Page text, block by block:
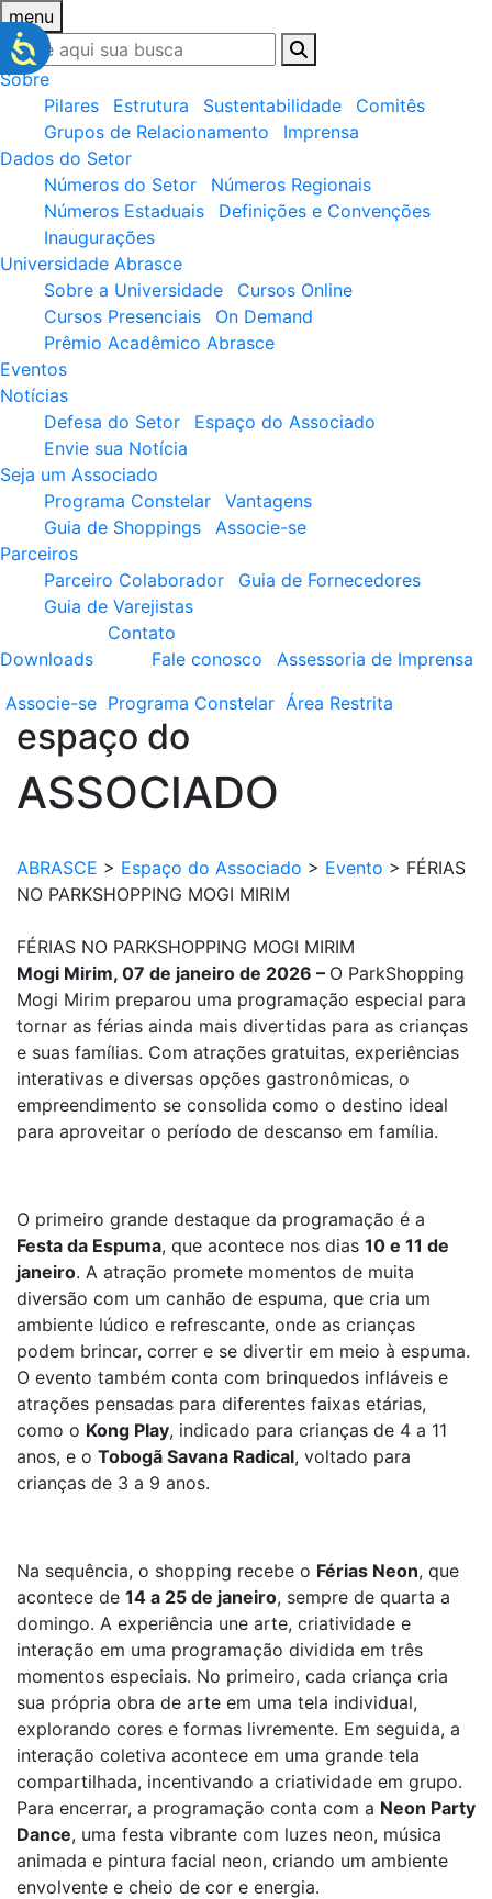
menu
Sobre
Pilares
Estrutura Sustentabilidade
Comitês
Grupos de Relacionamento
Imprensa
Dados do Setor
Números do Setor
Números Regionais
Números Estaduais
Definições e Convenções
Inaugurações
Universidade Abrasce
Sobre a Universidade
Cursos Online
Cursos Presenciais
On Demand
Prêmio Acadêmico Abrasce
Eventos
Notícias
Defesa do Setor
Espaço do Associado
Envie sua Notícia
Seja um Associado
Programa Constelar
Vantagens
Guia de Shoppings
Associe-se
Parceiros
Parceiro Colaborador
Guia de Fornecedores
Guia de Varejistas
Downloads
Contato
Fale conosco
Assessoria de Imprensa
Associe-se Programa Constelar Área Restrita
espaço do
ASSOCIADO
ABRASCE > Espaço do Associado > Evento > FÉRIAS
NO PARKSHOPPING MOGI MIRIM
FÉRIAS NO PARKSHOPPING MOGI MIRIM
Mogi Mirim, 07 de janeiro de 2026 – O ParkShopping
Mogi Mirim preparou uma programação especial para
tornar as férias ainda mais divertidas para as crianças
e suas famílias. Com atrações gratuitas, experiências
interativas e diversas opções gastronômicas, o
empreendimento se consolida como o destino ideal
para aproveitar o período de descanso em família.
O primeiro grande destaque da programação é a
Festa da Espuma, que acontece nos dias 10 e 11 de
janeiro. A atração promete momentos de muita
diversão com um canhão de espuma, que cria um
ambiente lúdico e refrescante, onde as crianças
podem brincar, correr e se divertir em meio à espuma.
O evento também conta com brinquedos infláveis e
atrações pensadas para diferentes faixas etárias,
como o Kong Play, indicado para crianças de 4 a 11
anos, e o Tobogã Savana Radical, voltado para
crianças de 3 a 9 anos.
Na sequência, o shopping recebe o Férias Neon, que
acontece de 14 a 25 de janeiro, sempre de quarta a
domingo. A experiência une arte, criatividade e
interação em uma programação dividida em três
momentos especiais. No primeiro, cada criança cria
sua própria obra de arte em uma tela individual,
explorando cores e formas livremente. Em seguida, a
interação coletiva acontece em uma grande tela
compartilhada, incentivando a criatividade em grupo.
Para encerrar, a programação conta com a Neon Party
Dance, uma festa vibrante com luzes neon, música
animada e pintura facial neon, criando um ambiente
envolvente e cheio de cor e energia.